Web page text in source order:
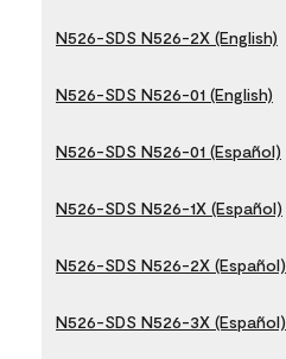
N526-SDS N526-2X (English)
N526-SDS N526-01 (English)
N526-SDS N526-01 (Español)
N526-SDS N526-1X (Español)
N526-SDS N526-2X (Español)
N526-SDS N526-3X (Español)